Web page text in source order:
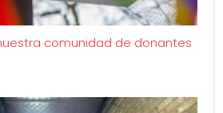
comunidad de donantes